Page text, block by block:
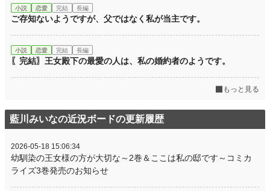
小説 恋愛 完結 長編
ご存知ないようですが、父ではなく私が当主です。
小説 恋愛 完結 長編
〖完結〗王女殿下の最愛の人は、私の婚約者のようです。
もっと見る
藍川みいなの近況ボードの更新履歴
2026-05-18 15:06:34
幼馴染の王女様の方が大切な～2巻＆ここは私の邸です～コミカ
ライズ3巻発売のお知らせ